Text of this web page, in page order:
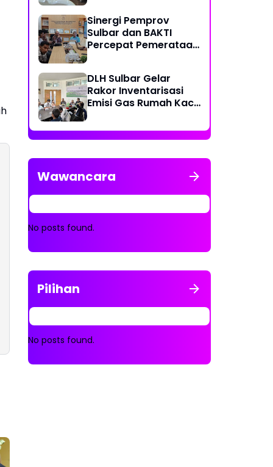
Sinergi Pemprov
Sulbar dan BAKTI
Percepat Pemerataan
DLH Sulbar Gelar
Rakor Inventarisasi
Emisi Gas Rumah Kaca
Wawancara
No posts found.
Pilihan
No posts found.